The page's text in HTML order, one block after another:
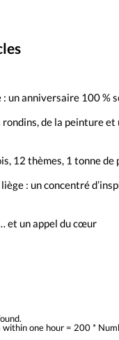
un anniversaire 100 %
de la peinture et
12 thèmes, 1 tonne de
: un concentré
et un appel du cœur
within one hour = 200 *